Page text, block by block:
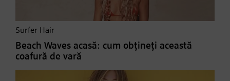
Surfer Hair
Beach Waves acasă: cum obțineți această
coafură de vară